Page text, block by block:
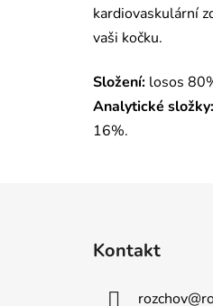
kardiovaskulární
vaši kočku.
Složení: losos
Analytické složky:
16%.
Kontakt
rozchov@